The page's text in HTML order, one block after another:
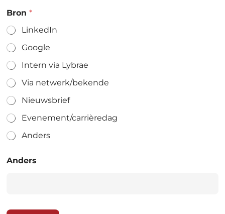
Bron *
LinkedIn
Google
Intern via Lybrae
Via netwerk/bekende
Nieuwsbrief
Evenement/carrièredag
Anders
Anders